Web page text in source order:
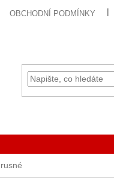
OBCHODNÍ PODMÍNKY